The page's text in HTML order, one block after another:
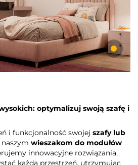
optymalizuj swoją szafę i
i funkcjonalność swojej szafy lub
wieszakom do modułów
innowacyjne rozwiązania,
każdą przestrzeń, utrzymując